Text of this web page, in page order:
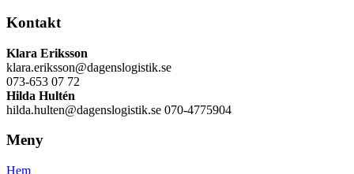
Kontakt
Klara Eriksson
klara.eriksson@dagenslogistik.se
073-653 07 72
Hilda Hultén
hilda.hulten@dagenslogistik.se 070-4775904
Meny
Hem